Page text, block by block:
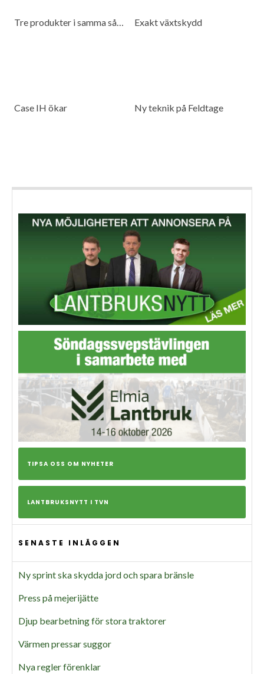
Tre produkter i samma såmaskin Exakt växtskydd
Case IH ökar Ny teknik på Feldtage
TIPSA OSS OM NYHETER
LANTBRUKSNYTT I TVN
SENASTE INLÄGGEN
Ny sprint ska skydda jord och spara bränsle
Press på mejerijätte
Djup bearbetning för stora traktorer
Värmen pressar suggor
Nya regler förenklar